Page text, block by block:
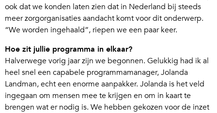
ook dat we konden laten zien dat in Nederland bij steeds
meer zorgorganisaties aandacht komt voor dit onderwerp.
“We worden ingehaald”, riepen we een paar keer.
Hoe zit jullie programma in elkaar?
Halverwege vorig jaar zijn we begonnen. Gelukkig had ik al
heel snel een capabele programmamanager, Jolanda
Landman, echt een enorme aanpakker. Jolanda is het veld
ingegaan om mensen mee te krijgen en om in kaart te
brengen wat er nodig is. We hebben gekozen voor de inzet